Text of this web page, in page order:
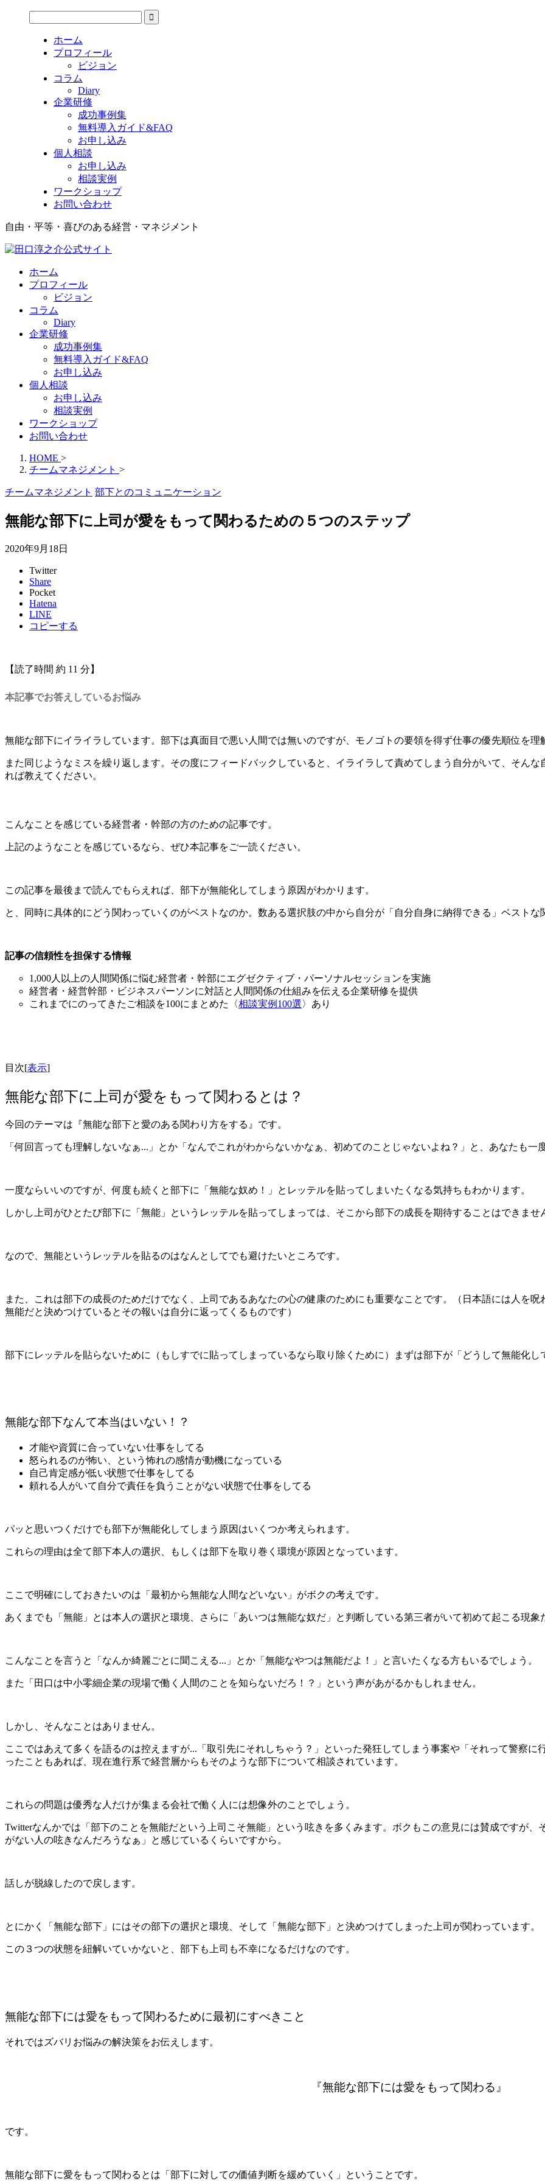
ホーム
プロフィール
ビジョン
コラム
Diary
企業研修
成功事例集
無料導入ガイド&FAQ
お申し込み
個人相談
お申し込み
相談実例
ワークショップ
お問い合わせ
自由・平等・喜びのある経営・マネジメント
ホーム
プロフィール
ビジョン
コラム
Diary
企業研修
成功事例集
無料導入ガイド&FAQ
お申し込み
個人相談
お申し込み
相談実例
ワークショップ
お問い合わせ
HOME >
チームマネジメント >
チームマネジメント 部下とのコミュニケーション
無能な部下に上司が愛をもって関わるための５つのステップ
2020年9月18日
Twitter
Share
Pocket
Hatena
LINE
コピーする
【読了時間 約 11 分】
本記事でお答えしているお悩み
無能な部下にイライラしています。部下は真面目で悪い人間では無いのですが、モノゴトの要領を得ず仕事の優先順位を理
また同じようなミスを繰り返します。その度にフィードバックしていると、イライラして責めてしまう自分がいて、そん
れば教えてください。
こんなことを感じている経営者・幹部の方のための記事です。
上記のようなことを感じているなら、ぜひ本記事をご一読ください。
この記事を最後まで読んでもらえれば、 部下が無能化してしまう原因がわかります。
と、同時に具体的にどう関わっていくのがベストなのか。 数ある選択肢の中から自分が「自分自身に納得できる」ベストな
記事の信頼性を担保する情報
1,000人以上の人間関係に悩む経営者・幹部にエグゼクティブ・パーソナルセッションを実施
経営者・経営幹部・ビジネスパーソンに対話と人間関係の仕組みを伝える企業研修を提供
これまでにのってきたご相談を100にまとめた〈相談実例 100選〉あり
目次[表示]
無能な部下に上司が愛をもって関わるとは？
今回のテーマは『無能な部下と愛のある関わり方をする』です。
「何回言っても理解しないなぁ...」とか「なんでこれがわからないかなぁ、初めてのことじゃないよね？」と、あなたも
一度ならいいのですが、何度も続くと部下に「無能な奴め！」とレッテルを貼ってしまいたくなる気持ちもわかります。
しかし上司がひとたび部下に「無能」というレッテルを貼ってしまっては、そこから部下の成長を期待することはできませ
なので、無能というレッテルを貼るのはなんとしてでも避けたいところです。
また、これは部下の成長のためだけでなく、上司であるあなたの心の健康のためにも重要なことです。（日本語には人を
無能だと決めつけているとその報いは自分に返ってくるものです）
部下にレッテルを貼らないために（もしすでに貼ってしまっているなら取り除くために）まずは部下が「どうして無能化し
無能な部下なんて本当はいない！？
才能や資質に合っていない仕事をしてる
怒られるのが怖い、という怖れの感情が動機になっている
自己肯定感が低い状態で仕事をしてる
頼れる人がいて自分で責任を負うことがない状態で仕事をしてる
パッと思いつくだけでも部下が無能化してしまう原因はいくつか考えられます。
これらの理由は全て部下本人の選択、もしくは部下を取り巻く環境が原因となっています。
ここで明確にしておきたいのは「最初から無能な人間などいない」がボクの考えです。
あくまでも「無能」とは本人の選択と環境、さらに「あいつは無能な奴だ」と判断している第三者がいて初めて起こる現象
こんなことを言うと「なんか綺麗ごとに聞こえる...」とか「無能なやつは無能だよ！」と言いたくなる方もいるでしょう。
また「田口は中小零細企業の現場で働く人間のことを知らないだろ！？」という声があがるかもしれません。
しかし、そんなことはありません。
ここではあえて多くを語るのは控えますが...「取引先にそれしちゃう？」といった発狂してしまう事案や「それって警察
ったこともあれば、現在進行系で経営層からもそのような部下について相談されています。
これらの問題は優秀な人だけが集まる会社で働く人には想像外のことでしょう。
Twitterなんかでは「部下のことを無能だという上司こそ無能」という呟きを多くみます。ボクもこの意見には賛成ですが
がない人の呟きなんだろうなぁ」と感じているくらいですから。
話しが脱線したので戻します。
とにかく「無能な部下」にはその部下の選択と環境、そして「無能な部下」と決めつけてしまった上司が関わっています。
この３つの状態を紐解いていかないと、部下も上司も不幸になるだけなのです。
無能な部下には愛をもって関わるために最初にすべきこと
それではズバリお悩みの解決策をお伝えします。
『無能な部下には愛をもって関わる』
です。
無能な部下に愛をもって関わるとは「部下に対しての価値判断を緩めていく」ということです。